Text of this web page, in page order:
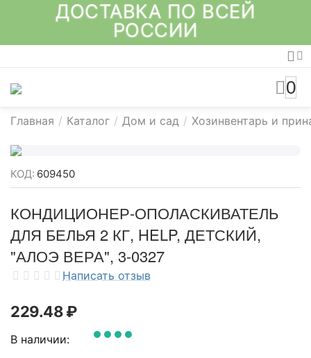
ДОСТАВКА ПО ВСЕЙ
РОССИИ
0
Главная / Каталог / Дом и сад / Хозинвентарь и
КОД: 609450
КОНДИЦИОНЕР-ОПОЛАСКИВАТЕЛЬ
ДЛЯ БЕЛЬЯ 2 КГ, HELP, ДЕТСКИЙ,
"АЛОЭ ВЕРА", 3-0327
Написать отзыв
229.48₽
В наличии: